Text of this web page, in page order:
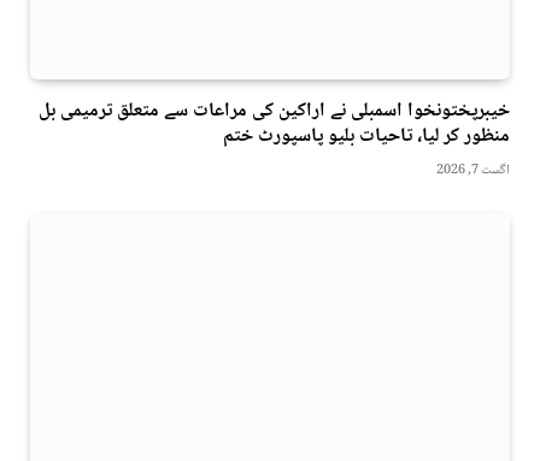
خیبرپختونخوا اسمبلی نے اراکین کی مراعات سے متعلق ترمیمی بل
منظور کر لیا، تاحیات بلیو پاسپورٹ ختم
اگست 7, 2026